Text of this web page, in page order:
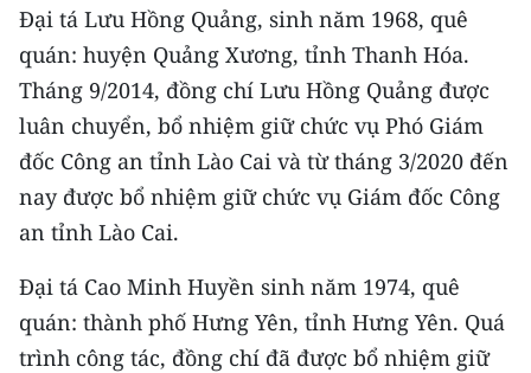
Media Môi trường
Ảnh
Infographic
TIN MỚI
TIN ĐỊA PHƯƠNG
Trung du và miền núi phía Bắc
Đồng bằng sông Hồng
Đại tá Lưu Hồng Quảng, sinh năm 1968, quê
quán: huyện Quảng Xương, tỉnh Thanh Hóa.
Tháng 9/2014, đồng chí Lưu Hồng Quảng được
luân chuyển, bổ nhiệm giữ chức vụ Phó Giám
đốc Công an tỉnh Lào Cai và từ tháng 3/2020 đến
nay được bổ nhiệm giữ chức vụ Giám đốc Công
an tỉnh Lào Cai.
Đại tá Cao Minh Huyền sinh năm 1974, quê
quán: thành phố Hưng Yên, tỉnh Hưng Yên. Quá
trình công tác, đồng chí đã được bổ nhiệm giữ